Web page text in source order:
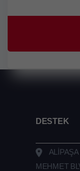
DESTEK
MEHMET